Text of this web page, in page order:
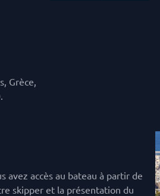
Grèce,
avez accès au bateau à partir de
skipper et la présentation du